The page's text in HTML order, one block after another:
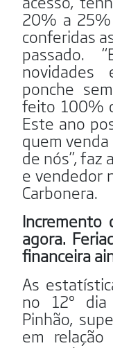
20% a
conferidas
passado.
ponche
feito 100%
Este ano
quem
de nós”, faz
e vendedor
Carbonera.
agora.
financeira
As
no 12º
Pinhão,
em